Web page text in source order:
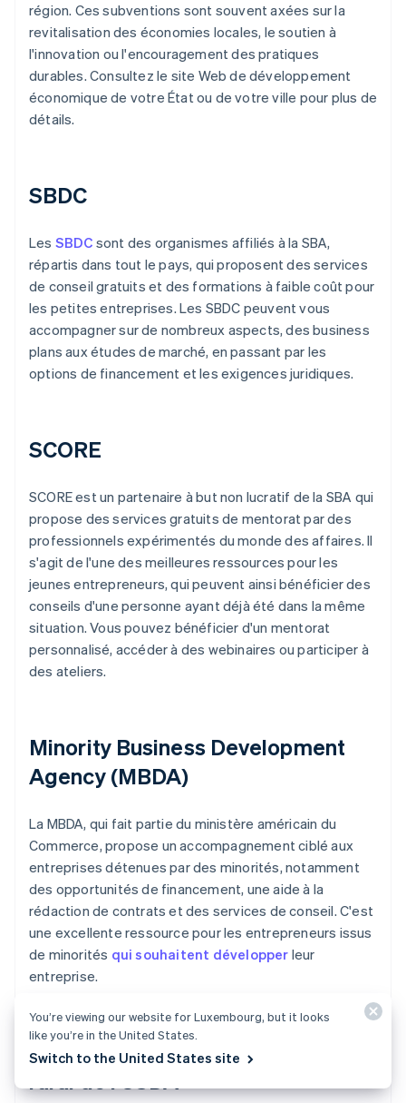
région. Ces subventions sont souvent axées sur la
revitalisation des économies locales, le soutien à
l'innovation ou l'encouragement des pratiques
durables. Consultez le site Web de développement
économique de votre État ou de votre ville pour plus de
détails.
SBDC
Les SBDC sont des organismes affiliés à la SBA,
répartis dans tout le pays, qui proposent des services
de conseil gratuits et des formations à faible coût pour
les petites entreprises. Les SBDC peuvent vous
accompagner sur de nombreux aspects, des business
plans aux études de marché, en passant par les
options de financement et les exigences juridiques.
SCORE
SCORE est un partenaire à but non lucratif de la SBA qui
propose des services gratuits de mentorat par des
professionnels expérimentés du monde des affaires. Il
s'agit de l'une des meilleures ressources pour les
jeunes entrepreneurs, qui peuvent ainsi bénéficier des
conseils d'une personne ayant déjà été dans la même
situation. Vous pouvez bénéficier d'un mentorat
personnalisé, accéder à des webinaires ou participer à
des ateliers.
Minority Business Development
Agency (MBDA)
La MBDA, qui fait partie du ministère américain du
Commerce, propose un accompagnement ciblé aux
entreprises détenues par des minorités, notamment
des opportunités de financement, une aide à la
rédaction de contrats et des services de conseil. C'est
une excellente ressource pour les entrepreneurs issus
de minorités qui souhaitent développer leur
entreprise.
Programmes de développement
rural de l'USDA
You’re viewing our website for Luxembourg, but it looks
like you’re in the United States.
Switch to the United States site